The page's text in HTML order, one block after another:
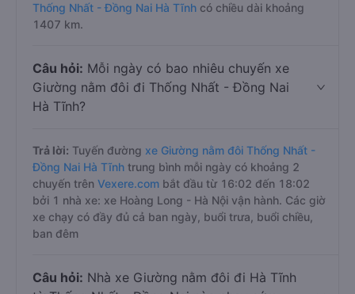
Thống Nhất - Đồng Nai Hà Tĩnh có chiều dài khoảng
1407 km.
Câu hỏi: Mỗi ngày có bao nhiêu chuyến xe
Giường nằm đôi đi Thống Nhất - Đồng Nai
Hà Tĩnh?
Trả lời: Tuyến đường xe Giường nằm đôi Thống Nhất -
Đồng Nai Hà Tĩnh trung bình mỗi ngày có khoảng 2
chuyến trên Vexere.com bắt đầu từ 16:02 đến 18:02
bởi 1 nhà xe: xe Hoàng Long - Hà Nội vận hành. Các giờ
xe chạy có đầy đủ cả ban ngày, buổi trưa, buổi chiều,
ban đêm
Câu hỏi: Nhà xe Giường nằm đôi đi Hà Tĩnh